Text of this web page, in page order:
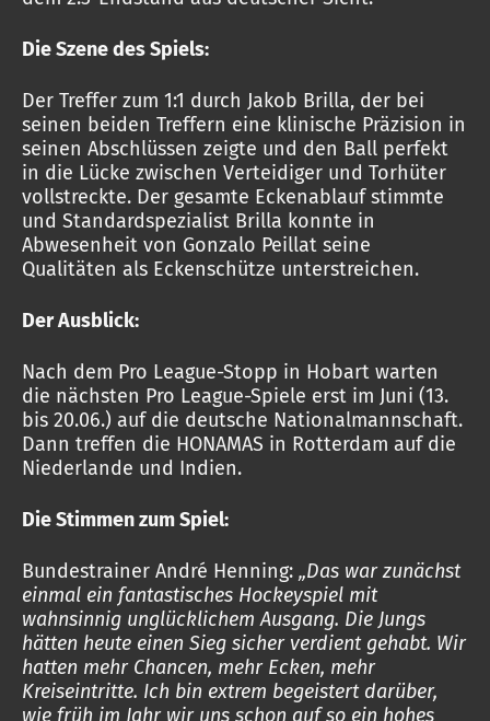
Die Szene des Spiels:
Der Treffer zum 1:1 durch Jakob Brilla, der bei
seinen beiden Treffern eine klinische Präzision in
seinen Abschlüssen zeigte und den Ball perfekt
in die Lücke zwischen Verteidiger und Torhüter
vollstreckte. Der gesamte Eckenablauf stimmte
und Standardspezialist Brilla konnte in
Abwesenheit von Gonzalo Peillat seine
Qualitäten als Eckenschütze unterstreichen.
Der Ausblick:
Nach dem Pro League-Stopp in Hobart warten
die nächsten Pro League-Spiele erst im Juni (13.
bis 20.06.) auf die deutsche Nationalmannschaft.
Dann treffen die HONAMAS in Rotterdam auf die
Niederlande und Indien.
Die Stimmen zum Spiel:
Bundestrainer André Henning: „Das war zunächst
einmal ein fantastisches Hockeyspiel mit
wahnsinnig unglücklichem Ausgang. Die Jungs
hätten heute einen Sieg sicher verdient gehabt. Wir
hatten mehr Chancen, mehr Ecken, mehr
Kreiseintritte. Ich bin extrem begeistert darüber,
wie früh im Jahr wir uns schon auf so ein hohes